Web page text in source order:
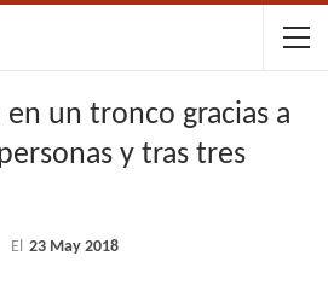
un tronco gracias a
y tras tres
El 23 May 2018